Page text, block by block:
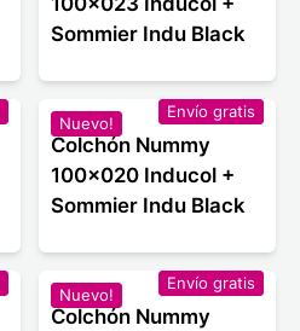
Sommier Indu Black
Nuevo!
Envío gratis
Colchón Nummy
100x020 Inducol +
Sommier Indu Black
Nuevo!
Envío gratis
Colchón Nummy